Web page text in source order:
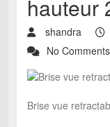
hauteur
shandra
No Comments
Brise vue